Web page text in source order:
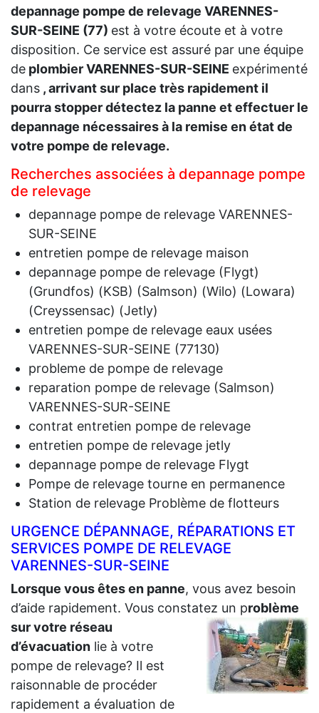
depannage pompe de relevage VARENNES-
SUR-SEINE (77) est à votre écoute et à votre
disposition. Ce service est assuré par une équipe
de plombier VARENNES-SUR-SEINE expérimenté
dans , arrivant sur place très rapidement il
pourra stopper détectez la panne et effectuer le
depannage nécessaires à la remise en état de
votre pompe de relevage.
Recherches associées à depannage pompe
de relevage
depannage pompe de relevage VARENNES-
SUR-SEINE
entretien pompe de relevage maison
depannage pompe de relevage (Flygt)
(Grundfos) (KSB) (Salmson) (Wilo) (Lowara)
(Creyssensac) (Jetly)
entretien pompe de relevage eaux usées
VARENNES-SUR-SEINE (77130)
probleme de pompe de relevage
reparation pompe de relevage (Salmson)
VARENNES-SUR-SEINE
contrat entretien pompe de relevage
entretien pompe de relevage jetly
depannage pompe de relevage Flygt
Pompe de relevage tourne en permanence
Station de relevage Problème de flotteurs
URGENCE DÉPANNAGE, RÉPARATIONS ET
SERVICES POMPE DE RELEVAGE
VARENNES-SUR-SEINE
Lorsque vous êtes en panne, vous avez besoin
d’aide rapidement. Vous constatez un problème
sur votre réseau
d’évacuation lie à votre
pompe de relevage? Il est
raisonnable de procéder
rapidement a évaluation de